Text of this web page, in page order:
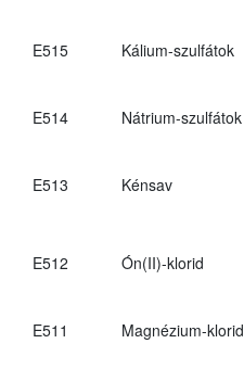
E515 Kálium-szulfátok
E514 Nátrium-szulfátok
E513 Kénsav
E512 Ón(II)-klorid
E511
Magnézium-klorid